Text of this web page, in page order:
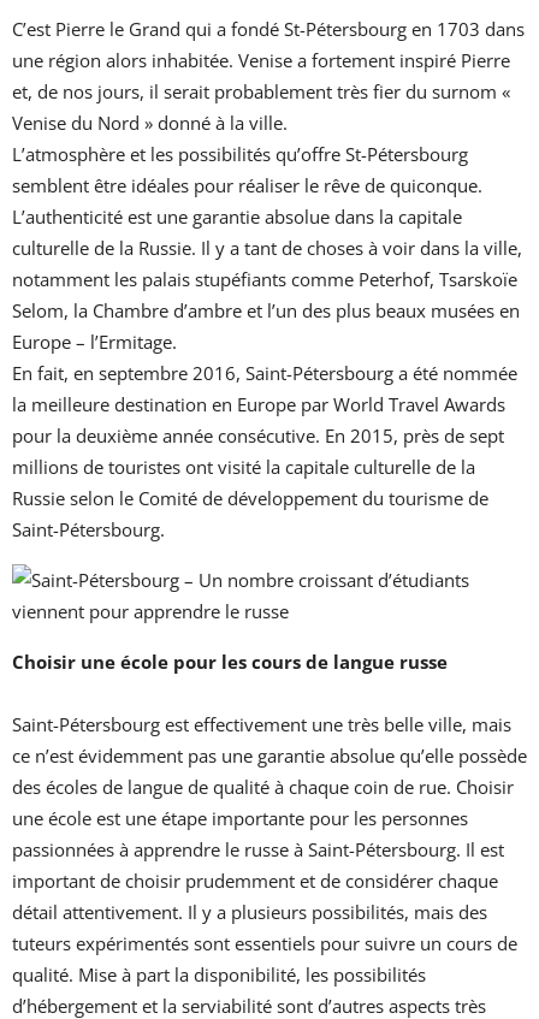
C’est Pierre le Grand qui a fondé St-Pétersbourg en 1703 dans
une région alors inhabitée. Venise a fortement inspiré Pierre
et, de nos jours, il serait probablement très fier du surnom «
Venise du Nord » donné à la ville.
L’atmosphère et les possibilités qu’offre St-Pétersbourg
semblent être idéales pour réaliser le rêve de quiconque.
L’authenticité est une garantie absolue dans la capitale
culturelle de la Russie. Il y a tant de choses à voir dans la ville,
notamment les palais stupéfiants comme Peterhof, Tsarskoïe
Selom, la Chambre d’ambre et l’un des plus beaux musées en
Europe – l’Ermitage.
En fait, en septembre 2016, Saint-Pétersbourg a été nommée
la meilleure destination en Europe par World Travel Awards
pour la deuxième année consécutive. En 2015, près de sept
millions de touristes ont visité la capitale culturelle de la
Russie selon le Comité de développement du tourisme de
Saint-Pétersbourg.
Choisir une école pour les cours de langue russe
Saint-Pétersbourg est effectivement une très belle ville, mais
ce n’est évidemment pas une garantie absolue qu’elle possède
des écoles de langue de qualité à chaque coin de rue. Choisir
une école est une étape importante pour les personnes
passionnées à apprendre le russe à Saint-Pétersbourg. Il est
important de choisir prudemment et de considérer chaque
détail attentivement. Il y a plusieurs possibilités, mais des
tuteurs expérimentés sont essentiels pour suivre un cours de
qualité. Mise à part la disponibilité, les possibilités
d’hébergement et la serviabilité sont d’autres aspects très